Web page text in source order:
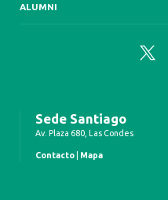
ALUMNI
Twitter
Sede Santiago
Av. Plaza 680, Las Condes
Contacto Mapa